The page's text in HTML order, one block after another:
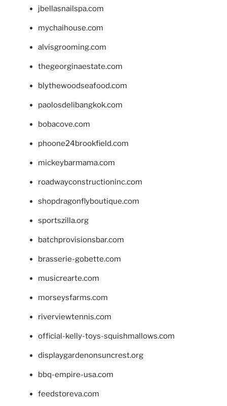
jbellasnailspa.com
mychaihouse.com
alvisgrooming.com
thegeorginaestate.com
blythewoodseafood.com
paolosdelibangkok.com
bobacove.com
phoone24brookfield.com
mickeybarmama.com
roadwayconstructioninc.com
shopdragonflyboutique.com
sportszilla.org
batchprovisionsbar.com
brasserie-gobette.com
musicrearte.com
morseysfarms.com
riverviewtennis.com
official-kelly-toys-squishmallows.com
displaygardenonsuncrest.org
bbq-empire-usa.com
feedstoreva.com